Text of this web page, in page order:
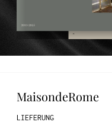
MaisondeRome
LIEFERUNG